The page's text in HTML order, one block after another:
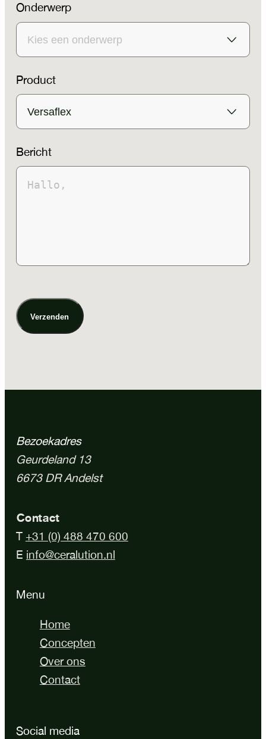
Onderwerp
Product
Bericht
Verzenden
Bezoekadres
Geurdeland 13
6673 DR Andelst
Contact
T +31 (0) 488 470 600
E info@ceralution.nl
Menu
Home
Concepten
Over ons
Contact
Social media